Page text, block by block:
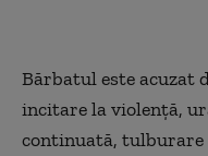
Bărbatul este acuzat
incitare la violenţă,
continuată,